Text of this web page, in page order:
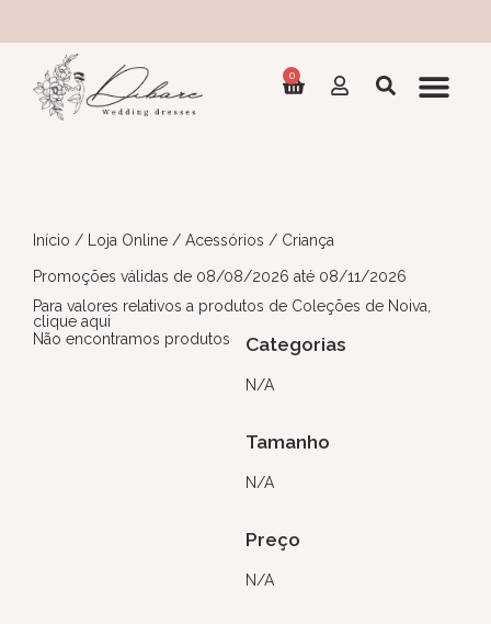
0
Início / Loja Online / Acessórios / Criança
Promoções válidas de 08/08/2026 até 08/11/2026
Para valores relativos a produtos de Coleções de Noiva,
clique aqui
Categorias
N/A
Tamanho
N/A
Preço
N/A
Não encontramos produtos